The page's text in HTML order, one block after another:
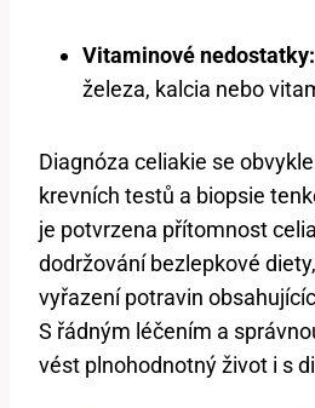
Vitaminové nedostatky:
železa, kalcia nebo
Diagnóza celiakie se
krevních testů a biopsie
je potvrzena přítomnost
dodržování bezlepkové
vyřazení potravin
S řádným léčením a
vést plnohodnotný život i s